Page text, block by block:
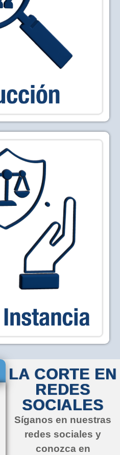
LA CORTE EN
REDES
SOCIALES
Síganos en nuestras
redes sociales y
conozca en